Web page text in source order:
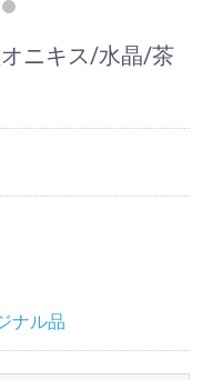
ニキス/水晶/茶
ナル品